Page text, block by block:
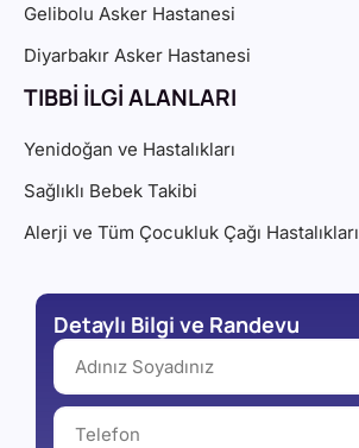
Gelibolu Asker Hastanesi
Diyarbakır Asker Hastanesi
TIBBİ İLGİ ALANLARI
Yenidoğan ve Hastalıkları
Sağlıklı Bebek Takibi
Alerji ve Tüm Çocukluk Çağı Hastalıkları
Detaylı Bilgi ve Randevu